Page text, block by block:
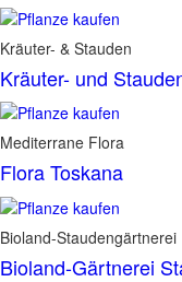
Kräuter- & Stauden
Kräuter- und
Mediterrane Flora
Flora Toskana
Bioland-Staudengärtnerei
Bioland-Gärtnerei